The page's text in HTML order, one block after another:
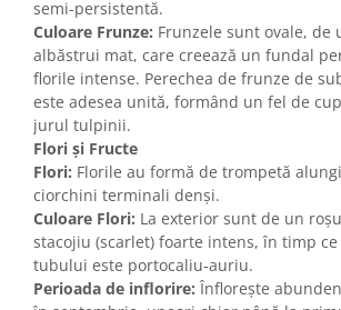
semi-persistentă.
Culoare Frunze: Frunzele sunt ovale, de
albăstrui mat, care creează un fundal
florile intense. Perechea de frunze de
este adesea unită, formând un fel de
jurul tulpinii.
Flori și Fructe
Flori: Florile au formă de trompetă
ciorchini terminali denși.
Culoare Flori: La exterior sunt de un
stacojiu (scarlet) foarte intens, în timp
tubului este portocaliu-auriu.
Perioada de inflorire: Înflorește